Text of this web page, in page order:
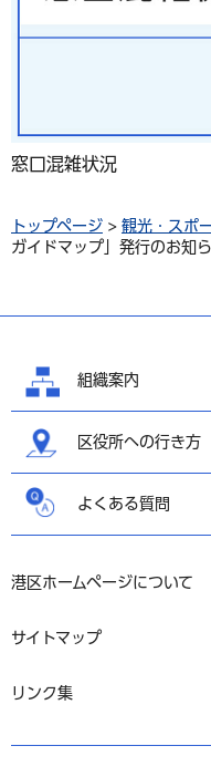
窓口混雑状況
トップページ > 観光・スポ
ガイドマップ」発行のお知
組織案内
区役所への行き方
よくある質問
港区ホームページについて
サイトマップ
リンク集